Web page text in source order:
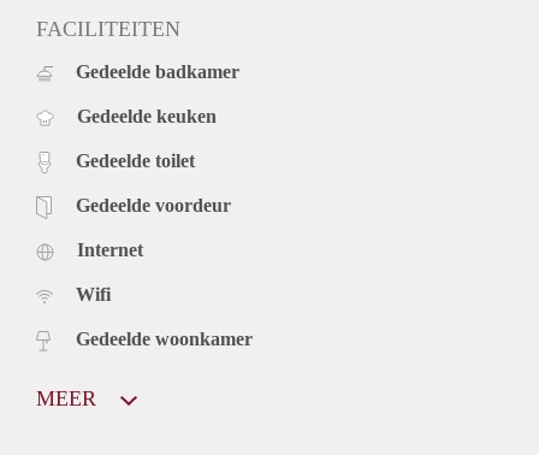
FACILITEITEN
Gedeelde badkamer
Gedeelde keuken
Gedeelde toilet
Gedeelde voordeur
Internet
Wifi
Gedeelde woonkamer
MEER